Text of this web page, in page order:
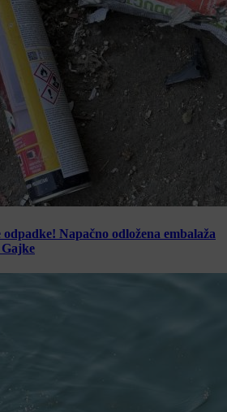
Napačno odložena embalaža